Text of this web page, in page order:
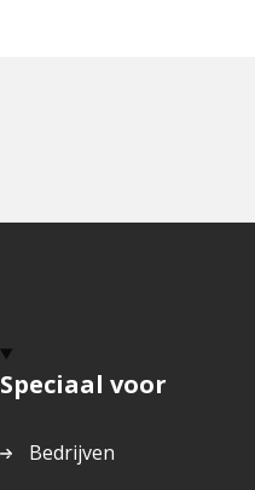
Speciaal voor
Bedrijven